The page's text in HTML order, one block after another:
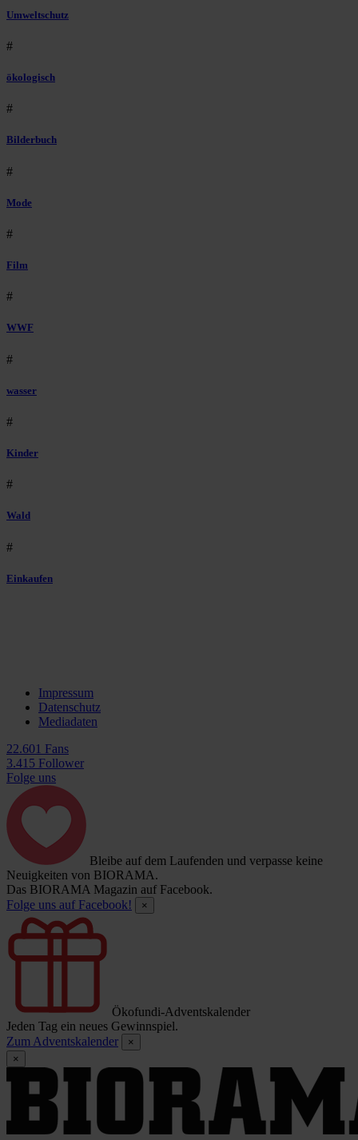
Umweltschutz
#
ökologisch
#
Bilderbuch
#
Mode
#
Film
#
WWF
#
wasser
#
Kinder
#
Wald
#
Einkaufen
Impressum
Datenschutz
Mediadaten
22.601 Fans
3.415 Follower
Folge uns
Bleibe auf dem Laufenden und verpasse keine
Neuigkeiten von BIORAMA.
Das BIORAMA Magazin auf Facebook.
Folge uns auf Facebook!
×
Ökofundi-Adventskalender
Jeden Tag ein neues Gewinnspiel.
Zum Adventskalender
×
×